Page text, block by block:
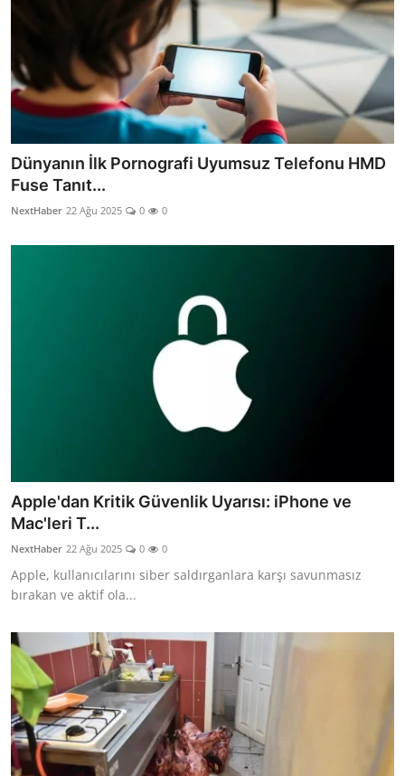
Dünyanın İlk Pornografi Uyumsuz Telefonu HMD
Fuse Tanıt...
NextHaber 22 Ağu 2025 0 0
Apple'dan Kritik Güvenlik Uyarısı: iPhone ve
Mac'leri T...
NextHaber 22 Ağu 2025 0 0
Apple, kullanıcılarını siber saldırganlara karşı savunmasız
bırakan ve aktif ola...